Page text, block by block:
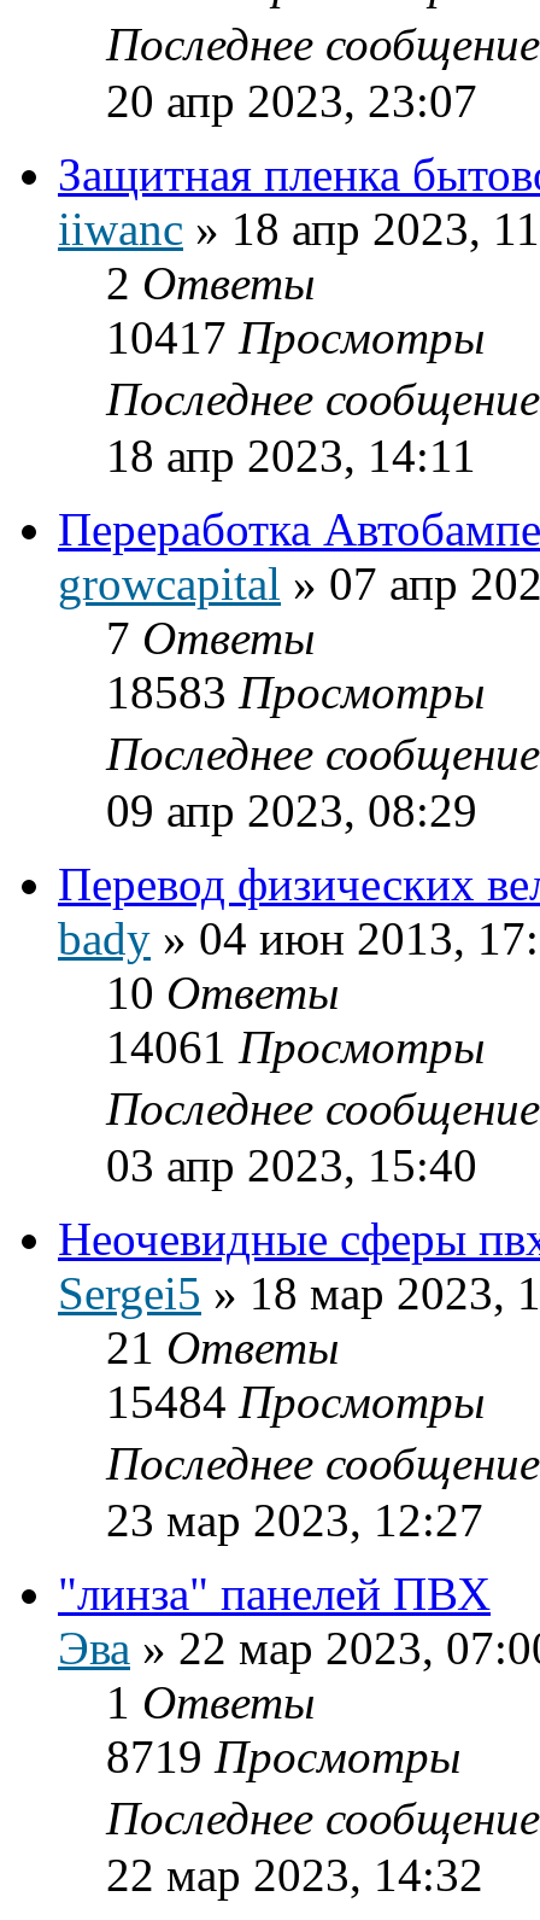
Последнее
20 апр 2023, 23:07
Защитная пленка
iiwanc » 18 апр 2023,
2 Ответы
10417 Просмотры
Последнее
18 апр 2023, 14:11
Переработка
growcapital » 07 апр
7 Ответы
18583 Просмотры
Последнее
09 апр 2023, 08:29
Перевод физических
bady » 04 июн 2013,
10 Ответы
14061 Просмотры
Последнее
03 апр 2023, 15:40
Неочевидные сферы
Sergei5 » 18 мар 2023,
21 Ответы
15484 Просмотры
Последнее
23 мар 2023, 12:27
"линза" панелей ПВХ
Эва » 22 мар 2023,
1 Ответы
8719 Просмотры
Последнее
22 мар 2023, 14:32